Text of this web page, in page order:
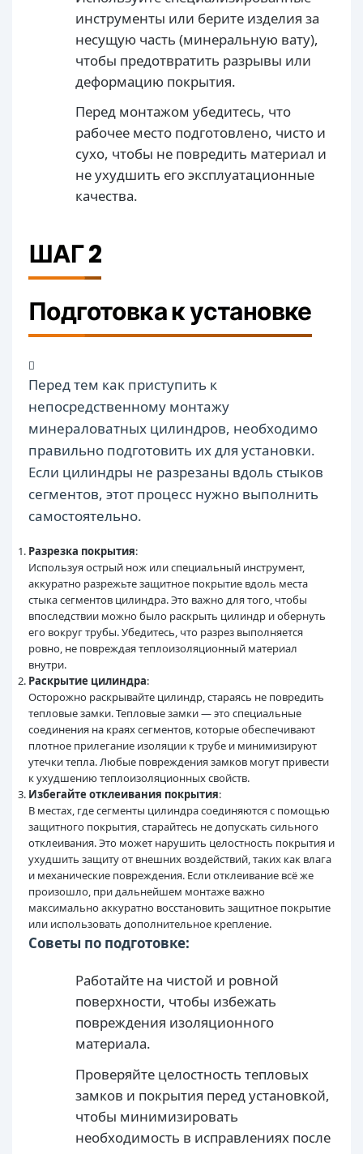
инструменты или берите изделия за
несущую часть (минеральную вату),
чтобы предотвратить разрывы или
деформацию покрытия.
Перед монтажом убедитесь, что
рабочее место подготовлено, чисто и
сухо, чтобы не повредить материал и
не ухудшить его эксплуатационные
качества.
ШАГ 2
Подготовка к установке
Перед тем как приступить к
непосредственному монтажу
минераловатных цилиндров, необходимо
правильно подготовить их для установки.
Если цилиндры не разрезаны вдоль стыков
сегментов, этот процесс нужно выполнить
самостоятельно.
Разрезка покрытия:
Используя острый нож или специальный инструмент,
аккуратно разрежьте защитное покрытие вдоль места
стыка сегментов цилиндра. Это важно для того, чтобы
впоследствии можно было раскрыть цилиндр и обернуть
его вокруг трубы. Убедитесь, что разрез выполняется
ровно, не повреждая теплоизоляционный материал
внутри.
Раскрытие цилиндра:
Осторожно раскрывайте цилиндр, стараясь не повредить
тепловые замки. Тепловые замки — это специальные
соединения на краях сегментов, которые обеспечивают
плотное прилегание изоляции к трубе и минимизируют
утечки тепла. Любые повреждения замков могут привести
к ухудшению теплоизоляционных свойств.
Избегайте отклеивания покрытия:
В местах, где сегменты цилиндра соединяются с помощью
защитного покрытия, старайтесь не допускать сильного
отклеивания. Это может нарушить целостность покрытия и
ухудшить защиту от внешних воздействий, таких как влага
и механические повреждения. Если отклеивание всё же
произошло, при дальнейшем монтаже важно
максимально аккуратно восстановить защитное покрытие
или использовать дополнительное крепление.
Советы по подготовке:
Работайте на чистой и ровной
поверхности, чтобы избежать
повреждения изоляционного
материала.
Проверяйте целостность тепловых
замков и покрытия перед установкой,
чтобы минимизировать
необходимость в исправлениях после